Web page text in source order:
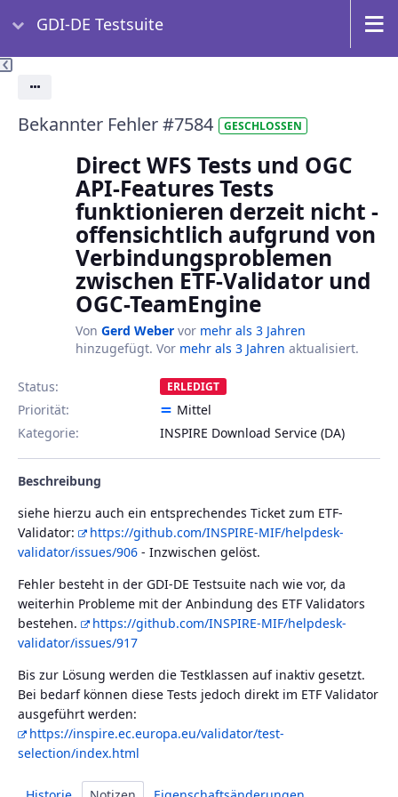
GDI-DE Testsuite
Bekannter Fehler #7584 GESCHLOSSEN
Direct WFS Tests und OGC
API-Features Tests
funktionieren derzeit nicht -
offensichtlich aufgrund von
Verbindungsproblemen
zwischen ETF-Validator und
OGC-TeamEngine
Von Gerd Weber vor mehr als 3 Jahren
hinzugefügt. Vor mehr als 3 Jahren aktualisiert.
Status: ERLEDIGT
Priorität:
Mittel
Kategorie:
INSPIRE Download Service (DA)
Beschreibung
siehe hierzu auch ein entsprechendes Ticket zum ETF-
Validator:
https://github.com/INSPIRE-MIF/helpdesk-
validator/issues/906 - Inzwischen gelöst.
Fehler besteht in der GDI-DE Testsuite nach wie vor, da
weiterhin Probleme mit der Anbindung des ETF Validators
bestehen.
https://github.com/INSPIRE-MIF/helpdesk-
validator/issues/917
Bis zur Lösung werden die Testklassen auf inaktiv gesetzt.
Bei bedarf können diese Tests jedoch direkt im ETF Validator
ausgeführt werden:
https://inspire.ec.europa.eu/validator/test-
selection/index.html